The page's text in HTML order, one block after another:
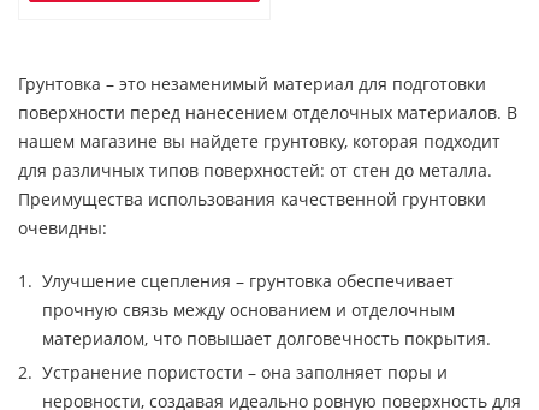
Грунтовка – это незаменимый материал для подготовки
поверхности перед нанесением отделочных материалов. В
нашем магазине вы найдете грунтовку, которая подходит
для различных типов поверхностей: от стен до металла.
Преимущества использования качественной грунтовки
очевидны:
Улучшение сцепления – грунтовка обеспечивает
прочную связь между основанием и отделочным
материалом, что повышает долговечность покрытия.
Устранение пористости – она заполняет поры и
неровности, создавая идеально ровную поверхность для